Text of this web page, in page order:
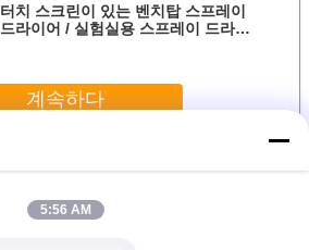
터치 스크린이 있는 벤치탑 스프레이
드라이어 / 실험실용 스프레이 드라이
계속하다
5:56 AM